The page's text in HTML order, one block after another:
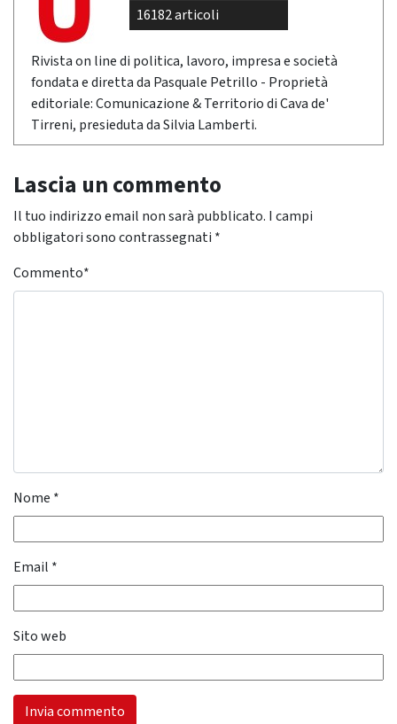
16182 articoli
Rivista on line di politica, lavoro, impresa e società
fondata e diretta da Pasquale Petrillo - Proprietà
editoriale: Comunicazione & Territorio di Cava de'
Tirreni, presieduta da Silvia Lamberti.
Lascia un commento
Il tuo indirizzo email non sarà pubblicato. I campi
obbligatori sono contrassegnati *
Commento*
Nome *
Email *
Sito web